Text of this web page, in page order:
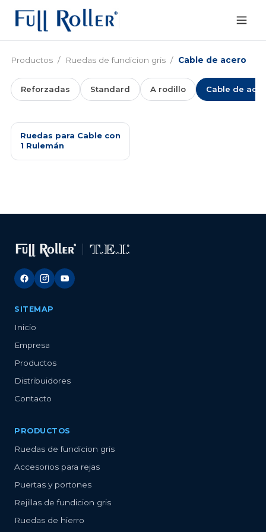
Productos / Ruedas de fundicion gris / Cable de acero
Reforzadas Standard A rodillo Cable de
Ruedas para Cable con
1 Rulemán
SITEMAP
Inicio
Empresa
Productos
Distribuidores
Contacto
PRODUCTOS
Ruedas de fundicion gris
Accesorios para rejas
Puertas y portones
Rejillas de fundicion gris
Ruedas de hierro